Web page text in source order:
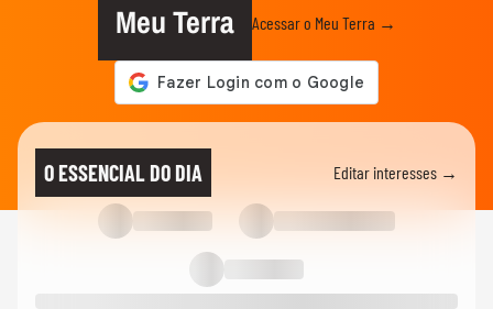
Meu Terra Acessar o Meu Terra →
O ESSENCIAL DO DIA Editar interesses →